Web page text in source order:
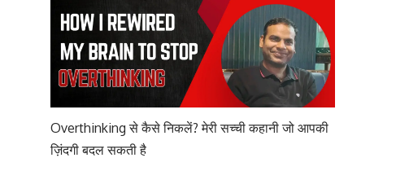
Overthinking से कैसे निकलें? मेरी सच्ची कहानी जो आपकी
ज़िंदगी बदल सकती है